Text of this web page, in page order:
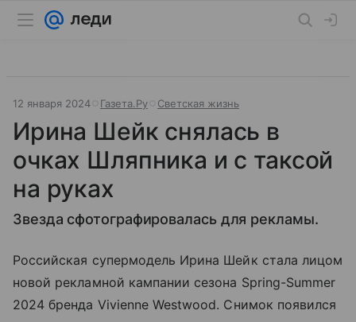
12 января 2024 Газета.Ру Светская жизнь
Ирина Шейк снялась в
очках Шляпника и с таксой
на руках
Звезда сфотографировалась для рекламы.
Российская супермодель Ирина Шейк стала лицом
новой рекламной кампании сезона Spring-Summer
2024 бренда Vivienne Westwood. Снимок появился